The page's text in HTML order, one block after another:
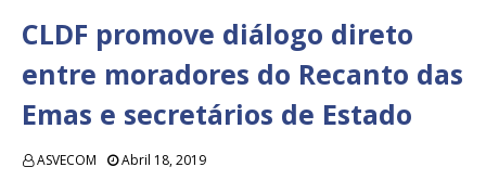
CLDF promove diálogo direto
entre moradores do Recanto das
Emas e secretários de Estado
ASVECOM Abril 18, 2019